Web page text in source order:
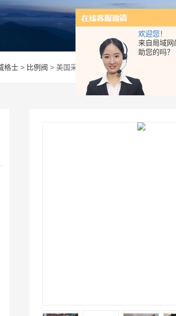
欢迎您！
来自局域网
助您的吗？
格士 > 比例阀 > 美国采购批发威格士KFDG4V-3-